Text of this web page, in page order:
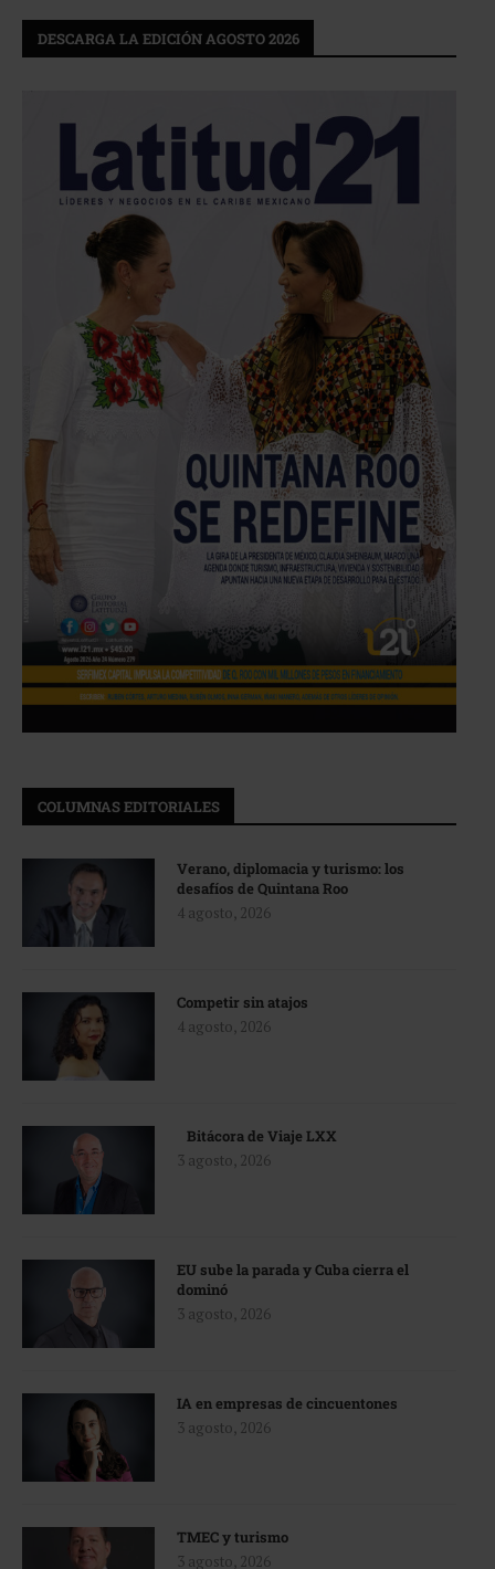
DESCARGA LA EDICIÓN AGOSTO 2026
COLUMNAS EDITORIALES
Verano, diplomacia y turismo: los
desafíos de Quintana Roo
4 agosto, 2026
Competir sin atajos
4 agosto, 2026
Bitácora de Viaje LXX
3 agosto, 2026
EU sube la parada y Cuba cierra el
dominó
3 agosto, 2026
IA en empresas de cincuentones
3 agosto, 2026
TMEC y turismo
3 agosto, 2026